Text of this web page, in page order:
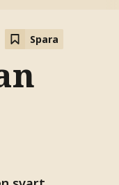
Spara